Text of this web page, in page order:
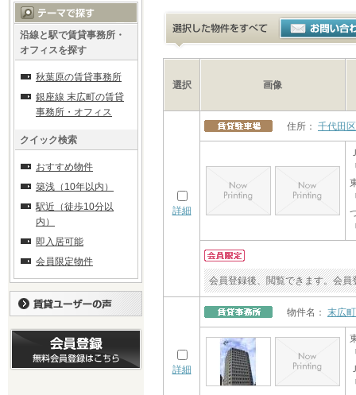
選択 画像
詳細
住所： 千代田
会員登録後、閲覧できます。会員
詳細
物件名： 末広
沿線と駅で賃貸事務所・
オフィスを探す
秋葉原の賃貸事務所
銀座線 末広町の賃貸
事務所・オフィス
クイック検索
おすすめ物件
築浅（10年以内）
駅近（徒歩10分以
内）
即入居可能
会員限定物件